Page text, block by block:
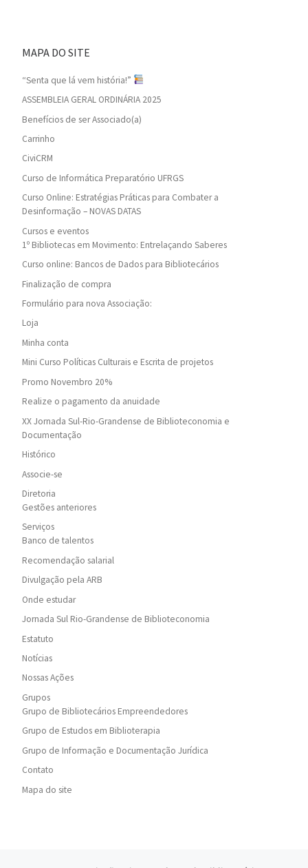
MAPA DO SITE
“Senta que lá vem história!”
ASSEMBLEIA GERAL ORDINÁRIA 2025
Benefícios de ser Associado(a)
Carrinho
CiviCRM
Curso de Informática Preparatório UFRGS
Curso Online: Estratégias Práticas para Combater a
Desinformação – NOVAS DATAS
Cursos e eventos
1º Bibliotecas em Movimento: Entrelaçando Saberes
Curso online: Bancos de Dados para Bibliotecários
Finalização de compra
Formulário para nova Associação:
Loja
Minha conta
Mini Curso Políticas Culturais e Escrita de projetos
Promo Novembro 20%
Realize o pagamento da anuidade
XX Jornada Sul-Rio-Grandense de Biblioteconomia e
Documentação
Histórico
Associe-se
Diretoria
Gestões anteriores
Serviços
Banco de talentos
Recomendação salarial
Divulgação pela ARB
Onde estudar
Jornada Sul Rio-Grandense de Biblioteconomia
Estatuto
Notícias
Nossas Ações
Grupos
Grupo de Bibliotecários Empreendedores
Grupo de Estudos em Biblioterapia
Grupo de Informação e Documentação Jurídica
Contato
Mapa do site